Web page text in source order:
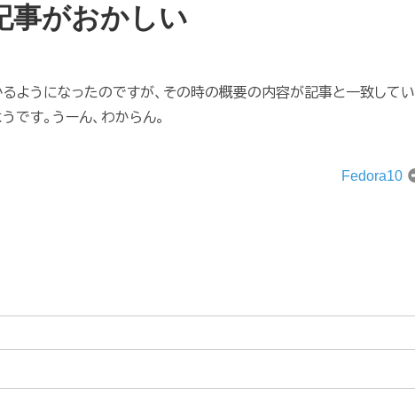
事がおかしい
ようになったのですが、その時の概要の内容が記事と一致してい
す。うーん、わからん。
Fedora10